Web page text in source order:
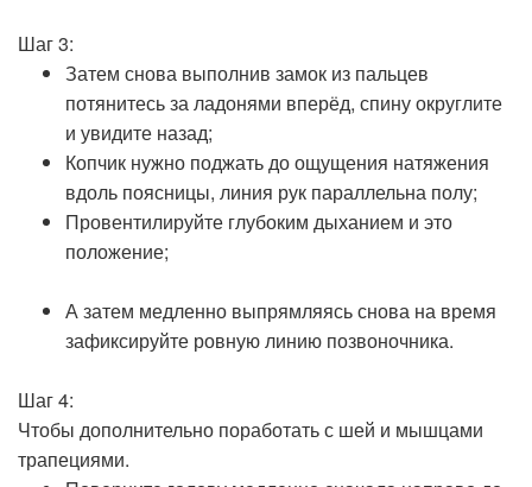
Шаг 3:
Затем снова выполнив замок из пальцев
потянитесь за ладонями вперёд, спину округлите
и увидите назад;
Копчик нужно поджать до ощущения натяжения
вдоль поясницы, линия рук параллельна полу;
Провентилируйте глубоким дыханием и это
положение;
А затем медленно выпрямляясь снова на время
зафиксируйте ровную линию позвоночника.
Шаг 4:
Чтобы дополнительно поработать с шей и мышцами
трапециями.